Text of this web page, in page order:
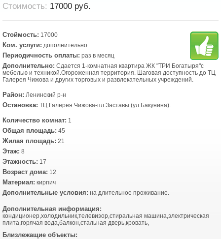
Cтоимость: 17000 руб.
Стоймость: 17000
Ком. услуги: дополнительно
Периодичность оплаты: раз в месяц
Дополнительно: Сдается 1-комнатная квартира ЖК "ТРИ Богатыря"с
мебелью и техникой.Огороженная территория. Шаговая доступность до ТЦ
Галерея Чижова и других торговых и развлекательных учреждений.
Район: Ленинский р-н
Остановка: ТЦ Галерея Чижова-пл.Заставы (ул.Бакунина).
Количество комнат: 1
Общая площадь: 45
Жилая площадь: 21
Этаж: 8
Этажность: 17
Возраст дома: 12
Материал: кирпич
Дополнительные условия: на длительное проживание.
Дополнительная информация:
кондиционер,холодильник,телевизор,стиральная машина,электрическая
плита,горячая вода,балкон,стальная дверь,кровать,
Близлежащие объекты: